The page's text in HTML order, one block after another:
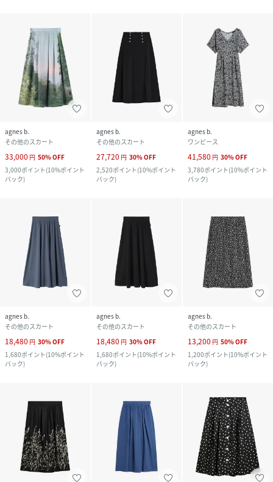
agnes b.
その他のスカート
33,000 円 50%OFF
3,000ポイント(10%ポイント
バック)
agnes b.
その他のスカート
27,720 円 30%OFF
2,520ポイント(10%ポイント
バック)
agnes b.
ワンピース
41,580 円 30%OFF
3,780ポイント(10%ポイント
バック)
agnes b.
その他のスカート
18,480 円 30%OFF
1,680ポイント(10%ポイント
バック)
agnes b.
その他のスカート
18,480 円 30%OFF
1,680ポイント(10%ポイント
バック)
agnes b.
その他のスカート
13,200 円 50%OFF
1,200ポイント(10%ポイント
バック)